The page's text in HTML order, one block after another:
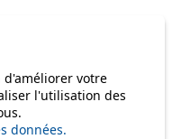
d'améliorer votre
l'utilisation des
données.